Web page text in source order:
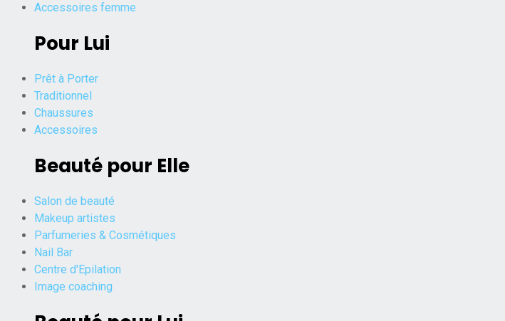
Accessoires femme
Pour Lui
Prêt à Porter
Traditionnel
Chaussures
Accessoires
Beauté pour Elle
Salon de beauté
Makeup artistes
Parfumeries & Cosmétiques
Nail Bar
Centre d'Epilation
Image coaching